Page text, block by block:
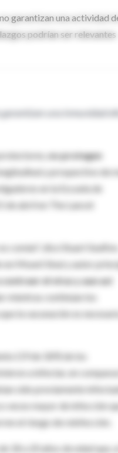
garantizan una actividad
podrían ser relevantes
una inmunidad
no protegen
y prospectivo de
en la Escuela de
abril en The Lancet
común", dice Stuart
en Mount Sinai y autor
el virus y aun así
mientras continúan los
la vacunación es
(19 de 189) de los
a infectar, en
sido previamente
veces mayor de infección
el riesgo de reinfección.
18 a 20 años de edad que,